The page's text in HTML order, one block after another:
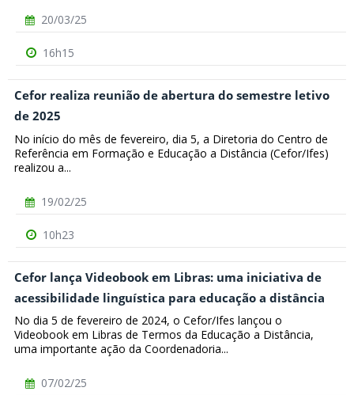
20/03/25
16h15
Cefor realiza reunião de abertura do semestre letivo
de 2025
No início do mês de fevereiro, dia 5, a Diretoria do Centro de
Referência em Formação e Educação a Distância (Cefor/Ifes)
realizou a...
19/02/25
10h23
Cefor lança Videobook em Libras: uma iniciativa de
acessibilidade linguística para educação a distância
No dia 5 de fevereiro de 2024, o Cefor/Ifes lançou o
Videobook em Libras de Termos da Educação a Distância,
uma importante ação da Coordenadoria...
07/02/25